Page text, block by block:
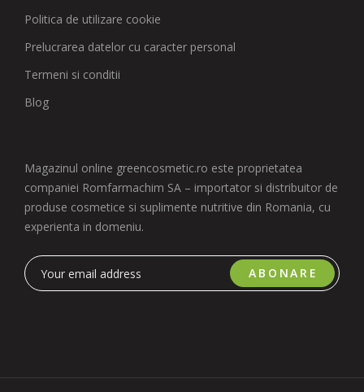
Politica de utilizare cookie
Prelucrarea datelor cu caracter personal
Termeni si conditii
Blog
Magazinul online greencosmetic.ro este proprietatea
companiei Romfarmachim SA – importator si distribuitor de
produse cosmetice si suplimente nutritive din Romania, cu
experienta in domeniu.
ABONARE